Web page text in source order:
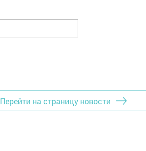
Перейти на страницу новости